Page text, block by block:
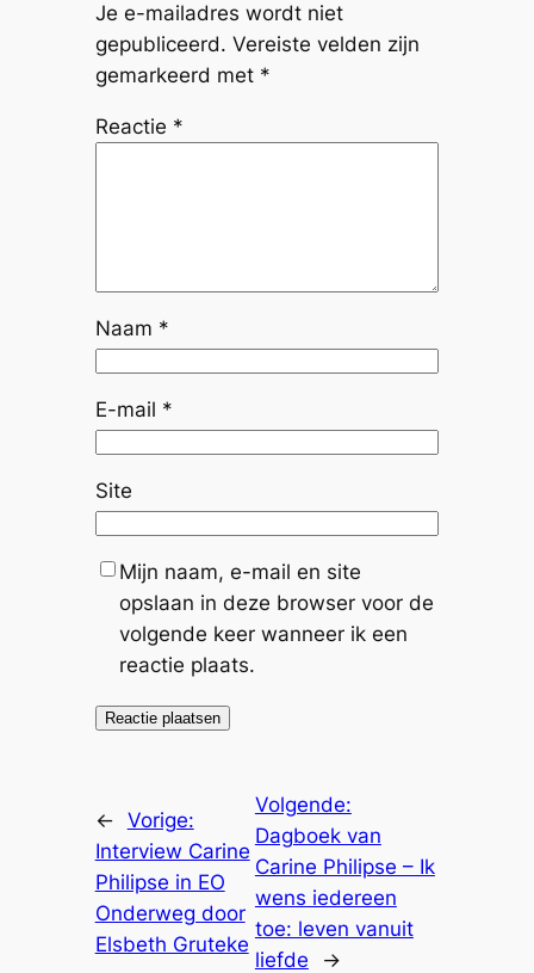
Je e-mailadres wordt niet
gepubliceerd. Vereiste velden zijn
gemarkeerd met *
Reactie *
Naam *
E-mail *
Site
Mijn naam, e-mail en site
opslaan in deze browser voor de
volgende keer wanneer ik een
reactie plaats.
← Vorige:
Interview Carine
Philipse in EO
Onderweg door
Elsbeth Gruteke
Volgende:
Dagboek van
Carine Philipse – Ik
wens iedereen
toe: leven vanuit
liefde
→